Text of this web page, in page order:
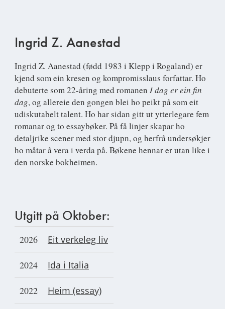
Ingrid Z. Aanestad
Ingrid Z. Aanestad (fødd 1983 i Klepp i Rogaland) er
kjend som ein kresen og kompromisslaus forfattar. Ho
debuterte som 22-åring med romanen I dag er ein fin
dag, og allereie den gongen blei ho peikt på som eit
udiskutabelt talent. Ho har sidan gitt ut ytterlegare fem
romanar og to essaybøker. På få linjer skapar ho
detaljrike scener med stor djupn, og herfrå undersøkjer
ho måtar å vera i verda på. Bøkene hennar er utan like i
den norske bokheimen.
Utgitt på Oktober:
2026 Eit verkeleg liv
2024 Ida i Italia
2022 Heim (essay)